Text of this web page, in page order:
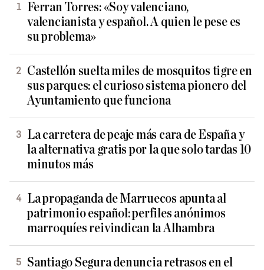
Ferran Torres: «Soy valenciano,
valencianista y español. A quien le pese es
su problema»
Castellón suelta miles de mosquitos tigre en
sus parques: el curioso sistema pionero del
Ayuntamiento que funciona
La carretera de peaje más cara de España y
la alternativa gratis por la que solo tardas 10
minutos más
La propaganda de Marruecos apunta al
patrimonio español: perfiles anónimos
marroquíes reivindican la Alhambra
Santiago Segura denuncia retrasos en el